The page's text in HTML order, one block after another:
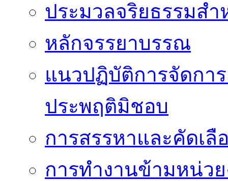
ประมวลจริยธรรมส
หลักจรรยาบรรณ
แนวปฏิบัติการจัดการ
ประพฤติมิชอบ
การสรรหาและคัดเลื
การทำงานข้ามหน่ว